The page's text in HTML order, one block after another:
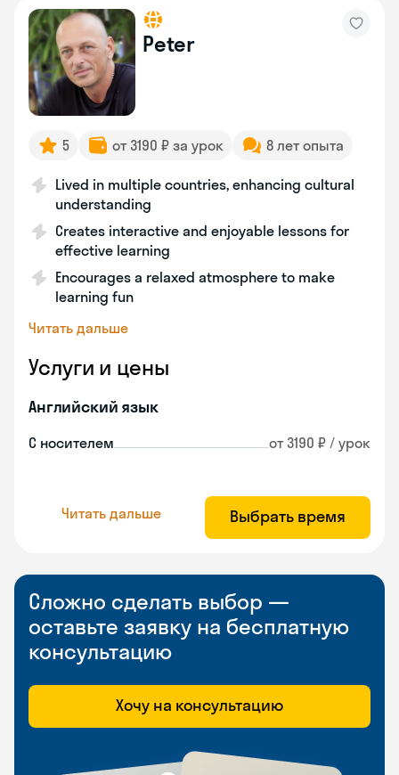
Peter
5 от 3190 ₽ за урок 8 лет опыта
Lived in multiple countries, enhancing cultural
understanding
Creates interactive and enjoyable lessons for
effective learning
Encourages a relaxed atmosphere to make
learning fun
Читать дальше
Услуги и цены
Английский язык
С носителем от 3190 ₽ / урок
Читать дальше Выбрать время
Сложно сделать выбор —
оставьте заявку на бесплатную
консультацию
Хочу на консультацию